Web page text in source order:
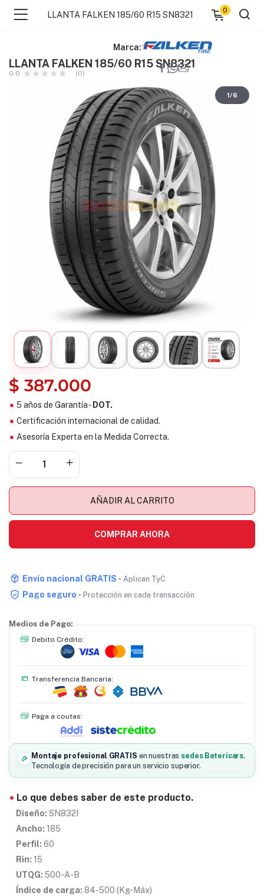
LLANTA FALKEN 185/60 R15 SN8321
0
Marca:
LLANTA FALKEN 185/60 R15 SN8321
0.0 (0)
1/6
$ 387.000
5 años de Garantía - DOT.
Certificación internacional de calidad.
Asesoría Experta en la Medida Correcta.
AÑADIR AL CARRITO
COMPRAR AHORA
Envío nacional GRATIS • Aplican TyC
Pago seguro • Protección en cada transacción
Medios de Pago:
Debito Crédito:
Transferencia Bancaria:
Paga a coutas:
Montaje profesional GRATIS en nuestras sedes Batericars.
Tecnología de precisión para un servicio superior.
Lo que debes saber de este producto.
Diseño: SN832I
Ancho: 185
Perfil: 60
Rin: 15
UTQG: 500-A-B
Índice de carga: 84-500 (Kg-Máx)